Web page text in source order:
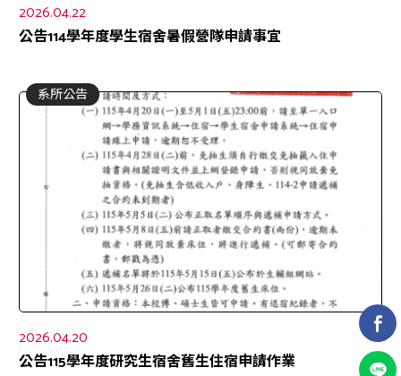
2026.04.22
公告114學年度學生宿舍暑假營隊申請事宜
系所公告
2026.04.20
公告115學年度研究生宿舍舊生住宿申請作業